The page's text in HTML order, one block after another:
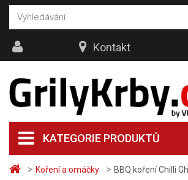
> Koření a omáčky > BBQ koření Chilli
KATEGORIE PRODUKTŮ
Kontakt